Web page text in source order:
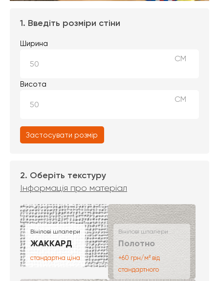
1. Введіть розміри стіни
Ширина
СМ
Висота
СМ
Застосувати розмір
2. Оберіть текстуру
Інформація про матеріал
Вінілові шпалери
ЖАККАРД
стандартна ціна
Вінілові шпалери
Полотно
+60 грн/м² від
стандартного